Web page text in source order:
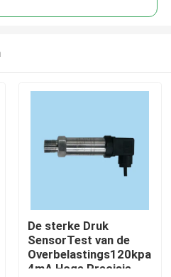
De sterke Druk
SensorTest van de
Overbelastings120kpa
4mA Hoge Precisie